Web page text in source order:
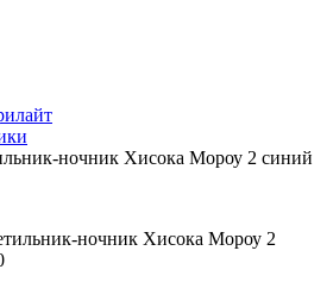
ночник Хисока Мороу 2 синий